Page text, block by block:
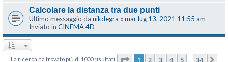
Calcolare la distanza tra due punti
Ultimo messaggio da nikdegra « mar lug 13, 2021 11:55 am
Inviato in CINEMA 4D
La ricerca ha trovato più di 1000 risultati Pagina di 34
1 2 3 4 5 34